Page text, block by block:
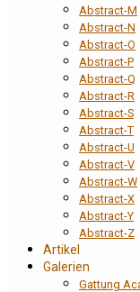
Abstract-M
Abstract-N
Abstract-O
Abstract-P
Abstract-Q
Abstract-R
Abstract-S
Abstract-T
Abstract-U
Abstract-V
Abstract-W
Abstract-X
Abstract-Y
Abstract-Z
Artikel
Galerien
Gattung